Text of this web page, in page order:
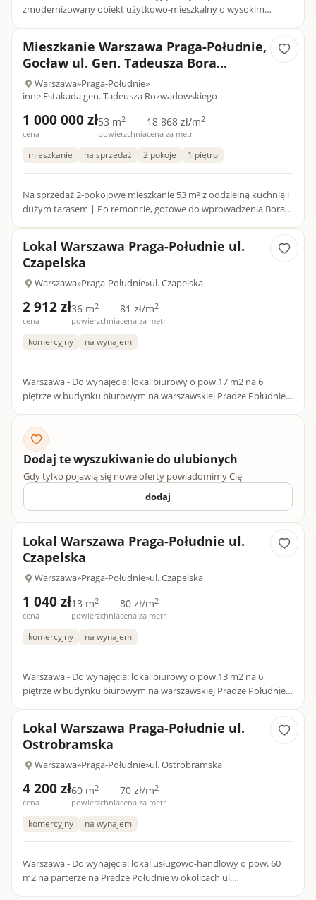
zmodernizowany obiekt użytkowo-mieszkalny o wysokim
Mieszkanie Warszawa Praga-Południe,
Gocław ul. Gen. Tadeusza Bora...
Warszawa»Praga-Południe»
inne Estakada gen. Tadeusza Rozwadowskiego
1 000 000 zł
cena
53 m2
powierzchnia
18 868 zł/m2
cena za metr
mieszkanie na sprzedaż 2 pokoje 1 piętro
Na sprzedaż 2-pokojowe mieszkanie 53 m² z oddzielną kuchnią i
dużym tarasem | Po remoncie, gotowe do wprowadzenia Bora-
Lokal Warszawa Praga-Południe ul.
Czapelska
Warszawa»Praga-Południe»ul. Czapelska
2 912 zł
cena
36 m2
powierzchnia
81 zł/m2
cena za metr
komercyjny na wynajem
Warszawa - Do wynajęcia: lokal biurowy o pow.17 m2 na 6
piętrze w budynku biurowym na warszawskiej Pradze Południe,
Proper...
Dodaj te wyszukiwanie do ulubionych
Gdy tylko pojawią się nowe oferty powiadomimy Cię
dodaj
Lokal Warszawa Praga-Południe ul.
Czapelska
Warszawa»Praga-Południe»ul. Czapelska
1 040 zł
cena
13 m2
powierzchnia
80 zł/m2
cena za metr
komercyjny na wynajem
Warszawa - Do wynajęcia: lokal biurowy o pow.13 m2 na 6
piętrze w budynku biurowym na warszawskiej Pradze Południe,
Lokal Warszawa Praga-Południe ul.
Ostrobramska
Warszawa»Praga-Południe»ul. Ostrobramska
4 200 zł
cena
60 m2
powierzchnia
70 zł/m2
cena za metr
komercyjny na wynajem
Warszawa - Do wynajęcia: lokal usługowo-handlowy o pow. 60
m2 na parterze na Pradze Południe w okolicach ul.